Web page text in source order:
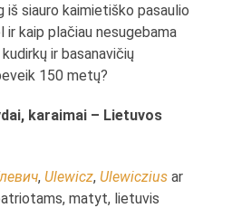
iš siauro kaimietiško pasaulio
ir kaip plačiau nesugebama
ir basanavičių
150 metų?
karaimai – Lietuvos
, Ulewicz, Ulewiczius ar
matyt, lietuvis